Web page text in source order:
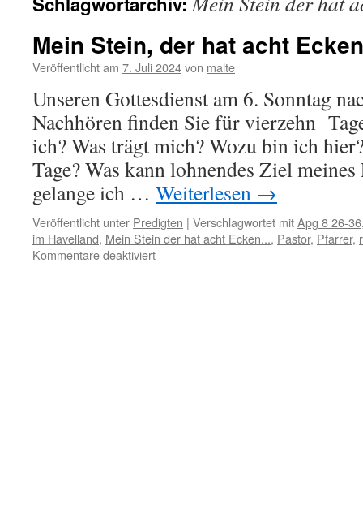
Mein Stein, der hat acht
Veröffentlicht am 7. Juli 2024von malte
Unseren Gottesdienst am 6. Sonntag
Nachhören finden Sie für vierzehn
ich? Was trägt mich? Wozu bin ich
Tage? Was kann lohnendes Ziel
gelange ich … Weiterlesen →
Veröffentlicht unter Predigten | Verschlagwortet mitApg 8 26-36
im Havelland, Mein Stein der hat acht Ecken..., Pastor, Pfarrer,
Kommentare deaktiviertfür